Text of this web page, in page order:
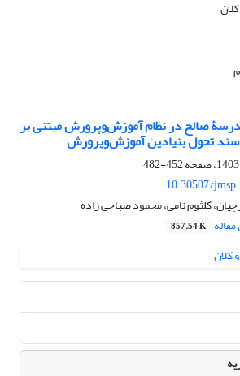
صالح در نظام آموزش‌وپرورش مبتنی بر
سند تحول بنیادین آموزش‌وپرورش
452-482
10.30507/
کلثوم نامی، محمود صباحی زاده
857.54 K